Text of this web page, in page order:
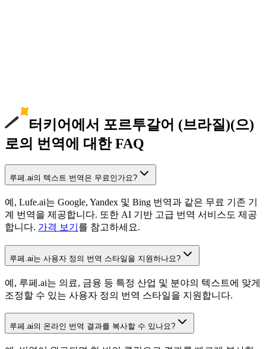
터키어에서 포르투갈어 (브라질)(으)
로의 번역에 대한 FAQ
루페.ai의 텍스트 번역은 무료인가요?
예, Lufe.ai는 Google, Yandex 및 Bing 번역과 같은 무료 기존 기
계 번역을 제공합니다. 또한 AI 기반 고급 번역 서비스도 제공
합니다. 가격 보기 를 참고하세요.
루페.ai는 사용자 정의 번역 스타일을 지원하나요?
예, 루페.ai는 의료, 금융 등 특정 산업 및 분야의 텍스트에 맞게
조정할 수 있는 사용자 정의 번역 스타일을 지원합니다.
루페.ai의 온라인 번역 결과를 복사할 수 있나요?